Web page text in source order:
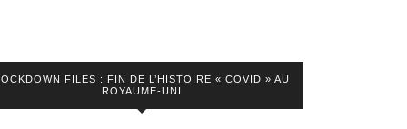
FILES : FIN DE L’HISTOIRE « COVID » AU
ROYAUME-UNI